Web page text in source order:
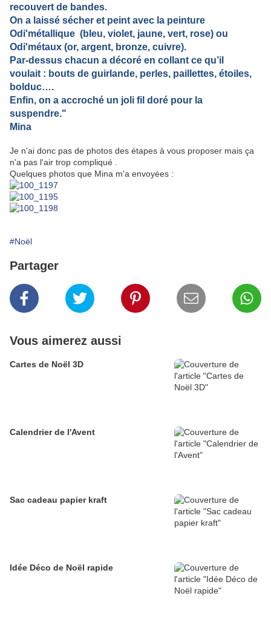
recouvert de bandes.
On a laissé sécher et peint avec la peinture
Odi'métallique (bleu, violet, jaune, vert, rose) ou
Odi'métaux (or, argent, bronze, cuivre).
Par-dessus chacun a décoré en collant ce qu’il
voulait : bouts de guirlande, perles, paillettes, étoiles,
bolduc….
Enfin, on a accroché un joli fil doré pour la
suspendre."
Mina
Je n'ai donc pas de photos des étapes à vous proposer mais ça
n'a pas l'air trop compliqué .
Quelques photos que Mina m'a envoyées :
#Noël
Partager
Vous aimerez aussi
Cartes de Noël 3D
Calendrier de l'Avent
Sac cadeau papier kraft
Idée Déco de Noël rapide